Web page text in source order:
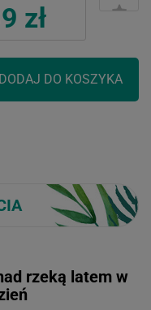
zł
rzeką latem w